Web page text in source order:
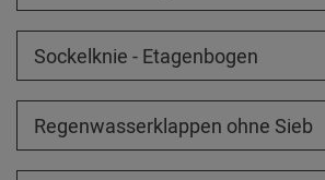
Sockelknie - Etagenbogen
Regenwasserklappen ohne Sieb